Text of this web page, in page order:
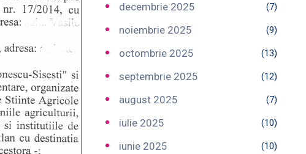
decembrie 2025 (7)
noiembrie 2025 (9)
octombrie 2025 (13)
septembrie 2025 (12)
august 2025 (7)
iulie 2025 (10)
iunie 2025 (10)